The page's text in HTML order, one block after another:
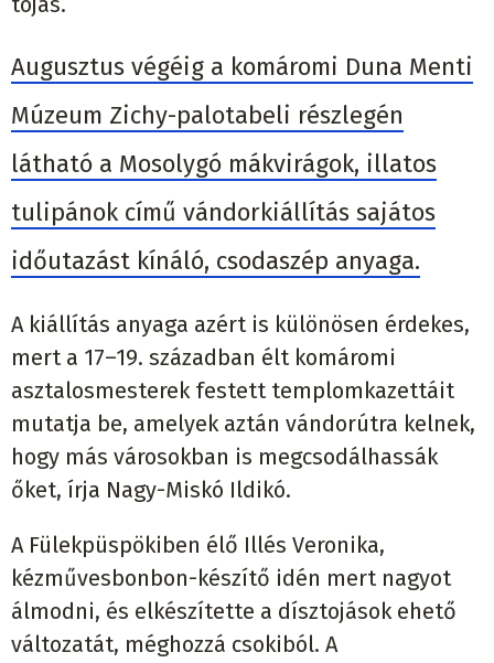
Augusztus végéig a komáromi Duna Menti
Múzeum Zichy-palotabeli részlegén
látható a Mosolygó mákvirágok, illatos
tulipánok című vándorkiállítás sajátos
időutazást kínáló, csodaszép anyaga.
A kiállítás anyaga azért is különösen érdekes,
mert a 17–19. században élt komáromi
asztalosmesterek festett templomkazettáit
mutatja be, amelyek aztán vándorútra kelnek,
hogy más városokban is megcsodálhassák
őket, írja Nagy-Miskó Ildikó.
A Fülekpüspökiben élő Illés Veronika,
kézművesbonbon-készítő idén mert nagyot
álmodni, és elkészítette a dísztojások ehető
változatát, méghozzá csokiból. A